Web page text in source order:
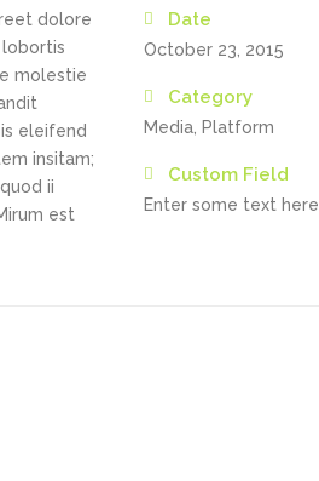
dolore
lobortis
molestie
eleifend
insitam;
ii
est
Date
October 23, 2015
Category
Media, Platform
Custom Field
Enter some text here